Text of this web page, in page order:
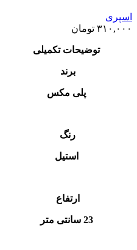
اسپری
۳۱۰,۰۰۰ تومان
توضیحات تکمیلی
برند
پلی مکس
رنگ
استیل
ارتفاع
23 سانتی متر